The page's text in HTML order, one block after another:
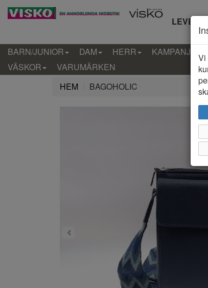
BARN/JUNIOR DAM HERR KAMPANJ
VÄSKOR
VARUMÄRKEN
HEM
BAGOHOLIC
Vi